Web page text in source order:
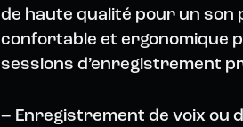
de haute qualité pour un son
confortable et ergonomique
sessions d’enregistrement
– Enregistrement de voix ou